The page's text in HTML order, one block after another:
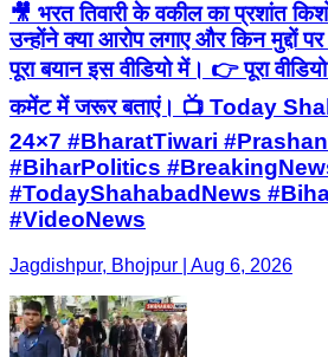
🎥 भरत तिवारी के वकील का प्रशांत
उन्होंने क्या आरोप लगाए और किन मुद्दों
पूरा बयान इस वीडियो में। 👉 पूरा
कमेंट में जरूर बताएं। 📺 Today
24×7 #BharatTiwari
#BiharPolitics
#TodayShahabadNews
#VideoNews
Jagdishpur, Bhojpur | Aug 6, 2026